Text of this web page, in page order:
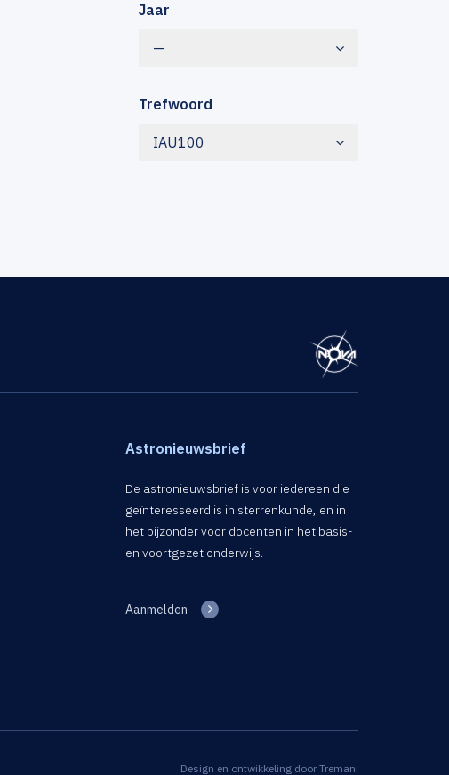
Jaar
—
Trefwoord
IAU100
Astronieuwsbrief
De astronieuwsbrief is voor iedereen die
geïnteresseerd is in sterrenkunde, en in
het bijzonder voor docenten in het basis-
en voortgezet onderwijs.
Aanmelden
Design en ontwikkeling door Tremani